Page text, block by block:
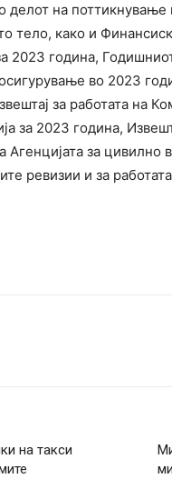
делот на поттикнување
тело, како и
2023 година,
осигурување во 2023
за работата на
за 2023 година,
Агенцијата за цивилно
ревизии и за
на такси